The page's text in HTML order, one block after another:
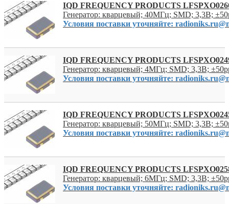
IQD FREQUENCY PRODUCTS
Генератор: кварцевый; 40МГц; SMD; 3,3В;
Условия поставки уточняйте:
IQD FREQUENCY PRODUCTS
Генератор: кварцевый; 4МГц; SMD; 3,3В;
Условия поставки уточняйте:
IQD FREQUENCY PRODUCTS
Генератор: кварцевый; 50МГц; SMD; 3,3В;
Условия поставки уточняйте:
IQD FREQUENCY PRODUCTS
Генератор: кварцевый; 6МГц; SMD; 3,3В;
Условия поставки уточняйте: